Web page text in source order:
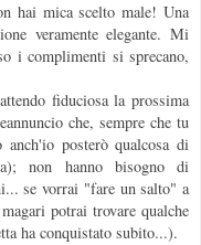
hai mica scelto male! Una
veramente elegante. Mi
i complimenti si sprecano,
fiduciosa la prossima
che, sempre che tu
posterò qualcosa di
non hanno bisogno di
se vorrai "fare un salto" a
potrai trovare qualche
ha conquistato subito...).